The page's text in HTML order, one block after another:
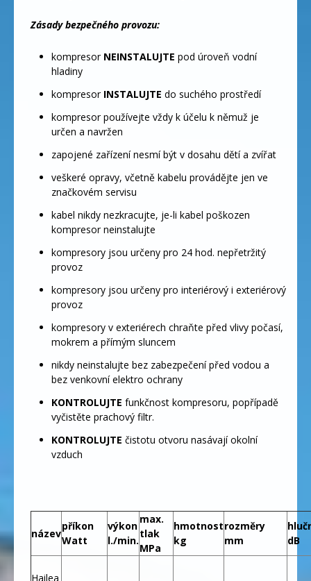
Zásady bezpečného provozu:
kompresor NEINSTALUJTE pod úroveň vodní
hladiny
kompresor INSTALUJTE do suchého prostředí
kompresor používejte vždy k účelu k němuž je
určen a navržen
zapojené zařízení nesmí být v dosahu dětí a zvířat
veškeré opravy, včetně kabelu provádějte jen ve
značkovém servisu
kabel nikdy nezkracujte, je-li kabel poškozen
kompresor neinstalujte
kompresory jsou určeny pro 24 hod. nepřetržitý
provoz
kompresory jsou určeny pro interiérový i exteriérový
provoz
kompresory v exteriérech chraňte před vlivy počasí,
mokrem a přímým sluncem
nikdy neinstalujte bez zabezpečení před vodou a
bez venkovní elektro ochrany
KONTROLUJTE funkčnost kompresoru, popřípadě
vyčistěte prachový filtr.
KONTROLUJTE čistotu otvoru nasávají okolní
vzduch
název
příkon
Watt
výkon
l./min.
max.
tlak
MPa
hmotnost
kg
rozměry
mm
dB
Hailea